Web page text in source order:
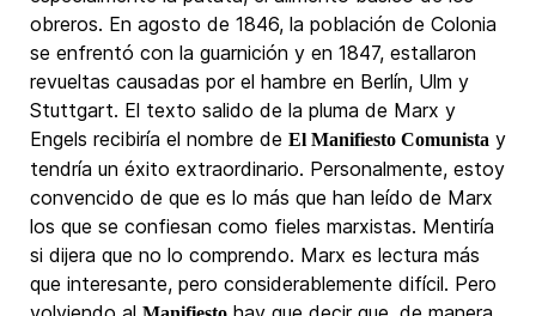
obreros. En agosto de 1846, la población de Colonia
se enfrentó con la guarnición y en 1847, estallaron
revueltas causadas por el hambre en Berlín, Ulm y
Stuttgart. El texto salido de la pluma de Marx y
Engels recibiría el nombre de El Manifiesto Comunista y
tendría un éxito extraordinario. Personalmente, estoy
convencido de que es lo más que han leído de Marx
los que se confiesan como fieles marxistas. Mentiría
si dijera que no lo comprendo. Marx es lectura más
que interesante, pero considerablemente difícil. Pero